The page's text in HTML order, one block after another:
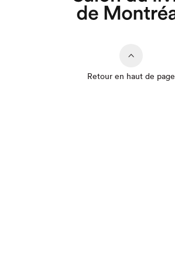
Retour en haut de page